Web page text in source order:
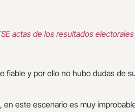
actas de los resultados electorales
fiable y por ello no hubo dudas de
en este escenario es muy